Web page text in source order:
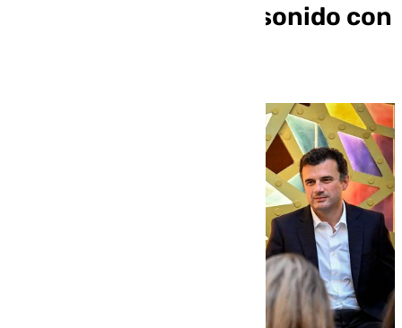
espectáculo de luz y sonido con